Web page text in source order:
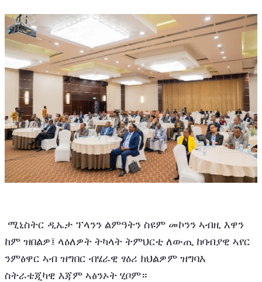
ከም ዝበልዎ፤ ላዕለዎት ትካላት ትምህርቲ ለውጢ ከባብያዊ ኣየር
ንምፅዋር ኣብ ዝግበር ብሄራዊ ፃዕሪ ክህልዎም ዝግባእ
ስትራቴጂካዊ እጃም ኣፅንኦት ሂቦም።